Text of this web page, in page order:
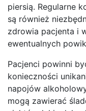
piersią. Regularne
są również
zdrowia pacjenta i
ewentualnych
Pacjenci powinni
konieczności
napojów
mogą zawierać